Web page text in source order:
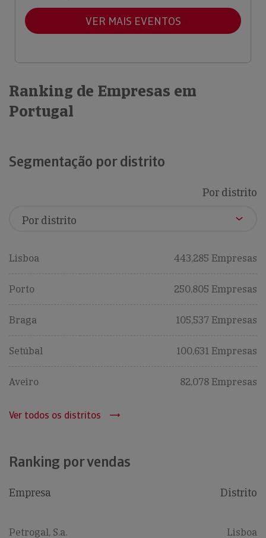
VER MAIS EVENTOS
Ranking de Empresas em
Portugal
Segmentação por distrito
Por distrito
Lisboa 443,285 Empresas
Porto 250,805 Empresas
Braga 105,537 Empresas
Setúbal 100,631 Empresas
Aveiro 82,078 Empresas
Ver todos os distritos
Ranking por vendas
Empresa Distrito
Petrogal, S.a. Lisboa